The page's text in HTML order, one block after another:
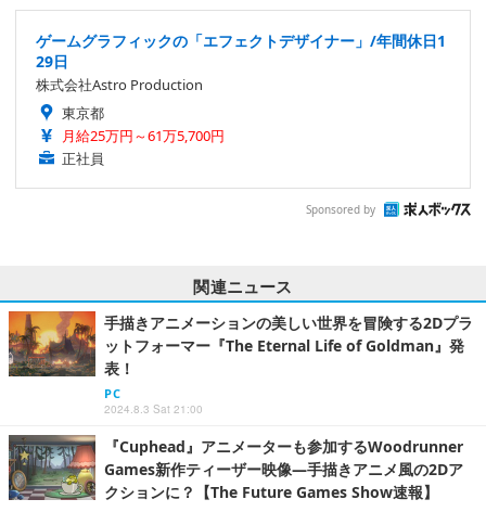
ゲームグラフィックの「エフェクトデザイナー」/年間休日1
29日
株式会社Astro Production
東京都
月給25万円～61万5,700円
正社員
Sponsored by
関連ニュース
手描きアニメーションの美しい世界を冒険する2Dプラ
ットフォーマー『The Eternal Life of Goldman』発
表！
PC
2024.8.3 Sat 21:00
『Cuphead』アニメーターも参加するWoodrunner
Games新作ティーザー映像―手描きアニメ風の2Dア
クションに？【The Future Games Show速報】